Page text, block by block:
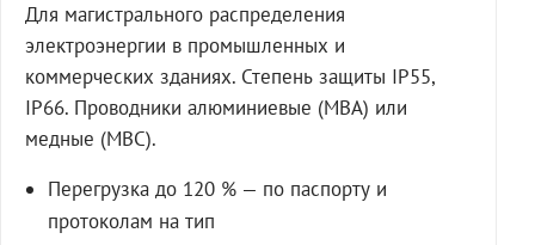
Для магистрального распределения
электроэнергии в промышленных и
коммерческих зданиях. Степень защиты IP55,
IP66. Проводники алюминиевые (МВА) или
медные (МВС).
Перегрузка до 120 % — по паспорту и
протоколам на тип